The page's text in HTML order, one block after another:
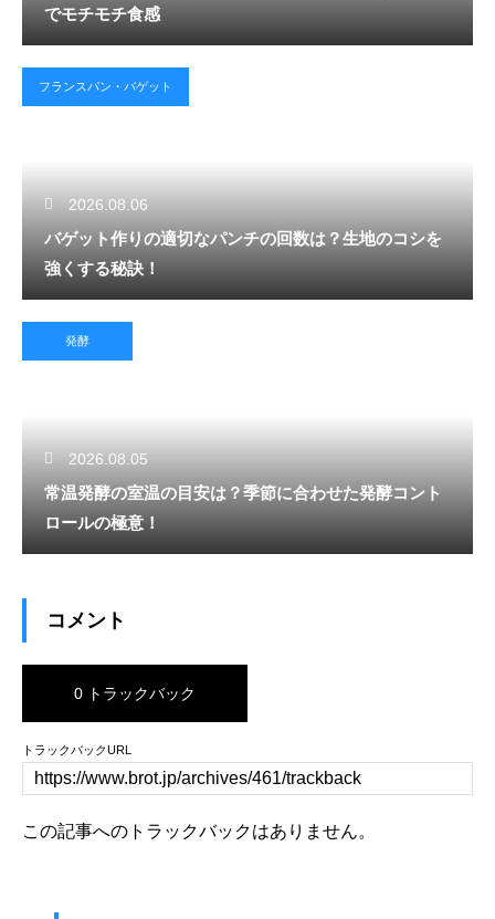
でモチモチ食感
フランスパン・バゲット
2026.08.06
バゲット作りの適切なパンチの回数は？生地のコシを
強くする秘訣！
発酵
2026.08.05
常温発酵の室温の目安は？季節に合わせた発酵コント
ロールの極意！
コメント
0 トラックバック
トラックバックURL
この記事へのトラックバックはありません。